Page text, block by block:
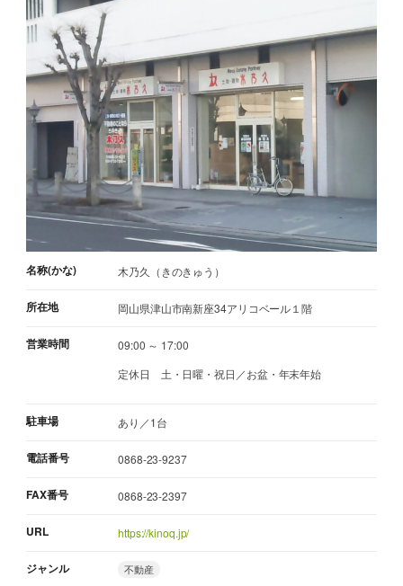
名称(かな) 木乃久（きのきゅう）
所在地 岡山県津山市南新座34アリコベール１階
営業時間
09:00 ～ 17:00
定休日
土・日曜・祝日／お盆・年末年始
駐車場 あり／1台
電話番号 0868-23-9237
FAX番号 0868-23-2397
URL https://kinoq.jp/
ジャンル 不動産